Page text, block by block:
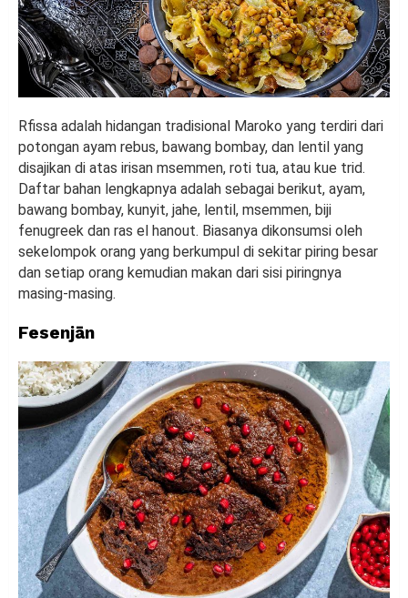
Rfissa adalah hidangan tradisional Maroko yang terdiri dari
potongan ayam rebus, bawang bombay, dan lentil yang
disajikan di atas irisan msemmen, roti tua, atau kue trid.
Daftar bahan lengkapnya adalah sebagai berikut, ayam,
bawang bombay, kunyit, jahe, lentil, msemmen, biji
fenugreek dan ras el hanout. Biasanya dikonsumsi oleh
sekelompok orang yang berkumpul di sekitar piring besar
dan setiap orang kemudian makan dari sisi piringnya
masing-masing.
Fesenjān